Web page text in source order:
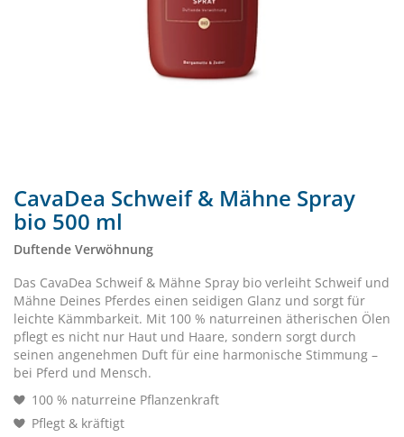
CavaDea Schweif & Mähne Spray
bio 500 ml
Duftende Verwöhnung
Das CavaDea Schweif & Mähne Spray bio verleiht Schweif und
Mähne Deines Pferdes einen seidigen Glanz und sorgt für
leichte Kämmbarkeit. Mit 100 % naturreinen ätherischen Ölen
pflegt es nicht nur Haut und Haare, sondern sorgt durch
seinen angenehmen Duft für eine harmonische Stimmung –
bei Pferd und Mensch.
100 % naturreine Pflanzenkraft
Pflegt & kräftigt